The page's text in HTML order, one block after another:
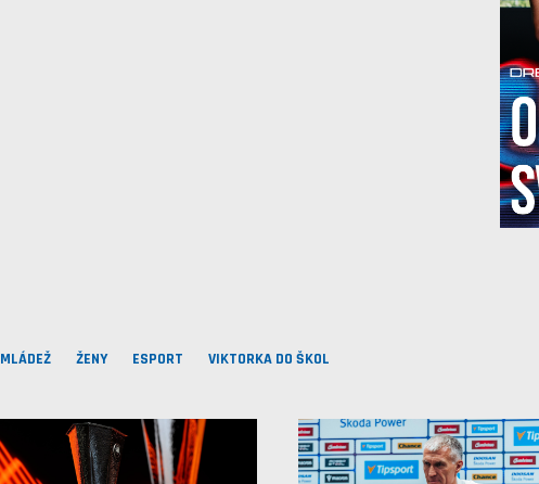
MLÁDEŽ ŽENY ESPORT VIKTORKA DO ŠKOL